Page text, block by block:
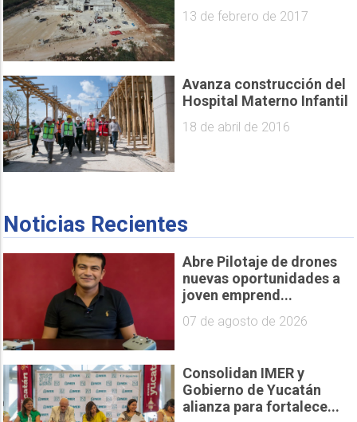
13 de febrero de 2017
Avanza construcción del
Hospital Materno Infantil
18 de abril de 2016
Noticias Recientes
Abre Pilotaje de drones
nuevas oportunidades a
joven emprend...
07 de agosto de 2026
Consolidan IMER y
Gobierno de Yucatán
alianza para fortalece...